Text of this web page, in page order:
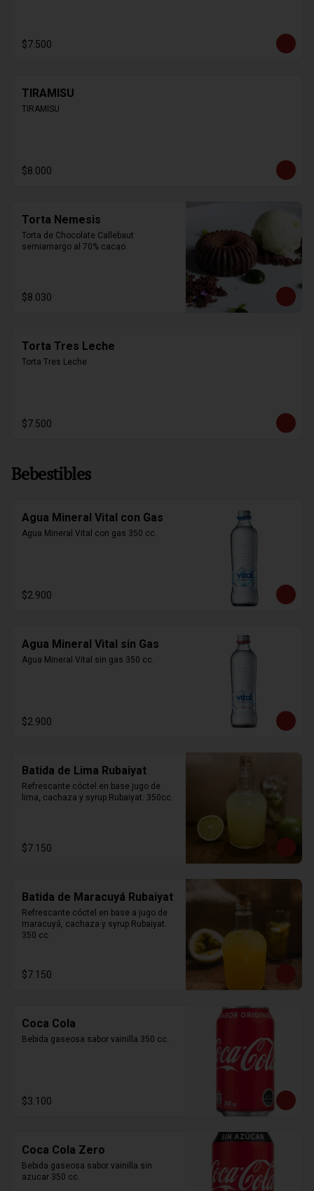
$7.500
TIRAMISU
TIRAMISU
$8.000
Torta Nemesis
Torta de Chocolate Callebaut
semiamargo al 70% cacao.
$8.030
Torta Tres Leche
Torta Tres Leche
$7.500
Bebestibles
Agua Mineral Vital con Gas
Agua Mineral Vital con gas 350 cc.
$2.900
Agua Mineral Vital sin Gas
Agua Mineral Vital sin gas 350 cc.
$2.900
Batida de Lima Rubaiyat
Refrescante cóctel en base jugo de
lima, cachaza y syrup Rubaiyat. 350cc.
$7.150
Batida de Maracuyá Rubaiyat
Refrescante cóctel en base a jugo de
maracuyá, cachaza y syrup Rubaiyat.
350 cc.
$7.150
Coca Cola
Bebida gaseosa sabor vainilla 350 cc.
$3.100
Coca Cola Zero
Bebida gaseosa sabor vainilla sin
azucar 350 cc.